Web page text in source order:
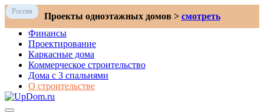
Проекты одноэтажных домов > смотреть
Россия
Финансы
Проектирование
Каркасные дома
Коммерческое строительство
Дома с 3 спальнями
О строительстве